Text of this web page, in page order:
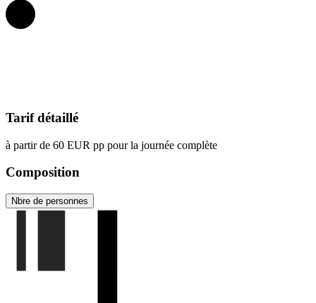
Tarif détaillé
à partir de 60 EUR pp pour la journée complète
Composition
Nbre de personnes